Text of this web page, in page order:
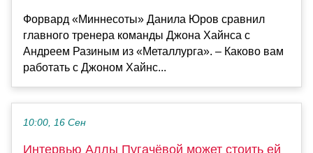
Форвард «Миннесоты» Данила Юров сравнил
главного тренера команды Джона Хайнса с
Андреем Разиным из «Металлурга». – Каково вам
работать с Джоном Хайнс...
10:00, 16 Сен
Интервью Аллы Пугачёвой может стоить ей